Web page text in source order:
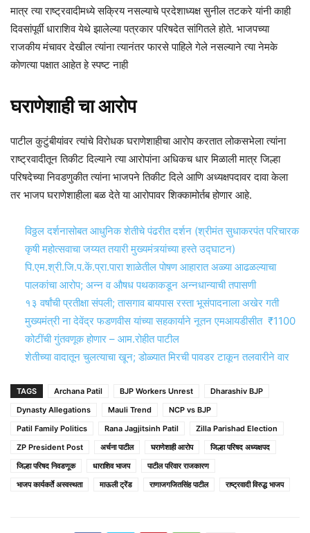
मात्र त्या राष्ट्रवादीमध्ये सक्रिय नसल्याचे प्रदेशाध्यक्ष सुनील तटकरे यांनी काही
दिवसांपूर्वी धाराशिव येथे झालेल्या पत्रकार परिषदेत सांगितले होते. भाजपच्या
राजकीय मंचावर देखील त्यांना त्यानंतर फारसे पाहिले गेले नसल्याने त्या नेमके
कोणत्या पक्षात आहेत हे स्पष्ट नाही
घराणेशाही चा आरोप
पाटील कुटुंबीयांवर त्यांचे विरोधक घराणेशाहीचा आरोप करतात लोकसभेला त्यांना
राष्ट्रवादीतून तिकीट दिल्याने त्या आरोपांना अधिकच धार मिळाली मात्र जिल्हा
परिषदेच्या निवडणुकीत त्यांना भाजपने तिकीट दिले आणि अध्यक्षपदावर दावा केला
तर भाजप घराणेशाहीला बळ देते या आरोपावर शिक्कामोर्तब होणार आहे.
विठ्ठल दर्शनासोबत आधुनिक शेतीचे पंढरीत दर्शन (श्रीमंत सुधाकरपंत परिचारक
कृषी महोत्सवाचा जय्यत तयारी मुख्यमंत्र्यांच्या हस्ते उद्घाटन)
पि.एम.श्री.जि.प.कें.प्रा.पारा शाळेतील पोषण आहारात अळ्या आढळल्याचा
पालकांचा आरोप; अन्न व औषध पथकाकडून अन्नधान्याची तपासणी
१३ वर्षांची प्रतीक्षा संपली; तासगाव बायपास रस्ता भूसंपादनाला अखेर गती
मुख्यमंत्री ना देवेंद्र फडणवीस यांच्या सहकार्याने नूतन एमआयडीसीत ₹1100
कोटींची गुंतवणूक होणार – आम.रोहीत पाटील
शेतीच्या वादातून चुलत्याचा खून; डोळ्यात मिरची पावडर टाकून तलवारीने वार
TAGS Archana Patil BJP Workers Unrest
Dharashiv BJP
Dynasty Allegations
Mauli Trend
NCP vs BJP
Patil Family Politics
Rana Jagjitsinh Patil
Zilla Parishad Election
ZP President Post
अर्चना पाटील घराणेशाही आरोप
जिल्हा परिषद अध्यक्षपद
जिल्हा परिषद निवडणूक
धाराशिव भाजप
पाटील परिवार राजकारण
भाजप कार्यकर्ते अस्वस्थता
माऊली ट्रेंड राणाजगजितसिंह पाटील राष्ट्रवादी विरुद्ध भाजप